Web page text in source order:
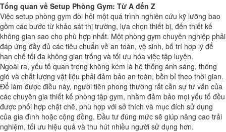
Tổng quan về Setup Phòng Gym: Từ A đến Z
Việc setup phòng gym đòi hỏi một quá trình nghiên cứu kỹ lưỡng bao
gồm các bước từ khảo sát thị trường, lựa chọn thiết bị, đến thiết kế
không gian sao cho phù hợp nhất. Một phòng gym chuyên nghiệp phải
đáp ứng đầy đủ các tiêu chuẩn về an toàn, vệ sinh, bố trí hợp lý để
hạn chế tối đa không gian trống và tối ưu hóa việc tập luyện.
Ngoài ra, yếu tố quan trọng không kém là hệ thống ánh sáng, thông
gió và chất lượng vật liệu phải đảm bảo an toàn, bền bỉ theo thời gian.
Để làm được điều này, người tiên phong thường rất cần sự tư vấn của
các chuyên gia thiết kế phòng tập gym, nhằm đảm bảo mọi yếu tố đều
được phối hợp chặt chẽ, phù hợp với sở thích và mục đích sử dụng
của gia đình hoặc cộng đồng. Đầu tư đúng mức sẽ giúp nâng cao trải
nghiệm, tối ưu hiệu quả và thu hút nhiều người sử dụng hơn.